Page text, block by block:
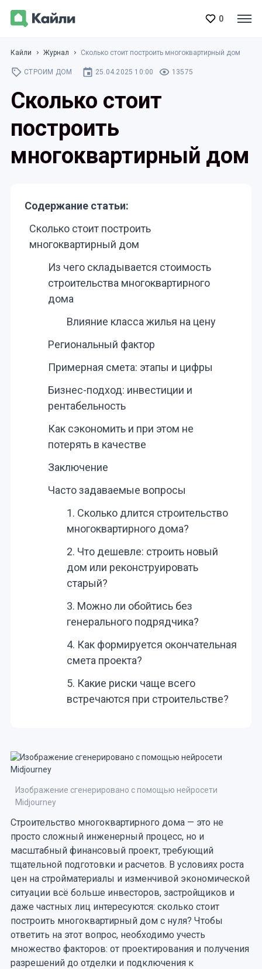
0
Кайли Журнал Сколько стоит построить многоквартирный дом
СТРОИМ ДОМ 25.04.2025 10:00 13575
Сколько стоит
построить
многоквартирный дом
Содержание статьи:
Сколько стоит построить
многоквартирный дом
Из чего складывается стоимость
строительства многоквартирного
дома
Влияние класса жилья на цену
Региональный фактор
Примерная смета: этапы и цифры
Бизнес-подход: инвестиции и
рентабельность
Как сэкономить и при этом не
потерять в качестве
Заключение
Часто задаваемые вопросы
1. Сколько длится строительство
многоквартирного дома?
2. Что дешевле: строить новый
дом или реконструировать
старый?
3. Можно ли обойтись без
генерального подрядчика?
4. Как формируется окончательная
смета проекта?
5. Какие риски чаще всего
встречаются при строительстве?
Изображение сгенерировано с помощью нейросети
Midjourney
Строительство многоквартирного дома — это не
просто сложный инженерный процесс, но и
масштабный финансовый проект, требующий
тщательной подготовки и расчетов. В условиях роста
цен на стройматериалы и изменчивой экономической
ситуации всё больше инвесторов, застройщиков и
даже частных лиц интересуются: сколько стоит
построить многоквартирный дом с нуля? Чтобы
ответить на этот вопрос, необходимо учесть
множество факторов: от проектирования и получения
разрешений до отделки и подключения к